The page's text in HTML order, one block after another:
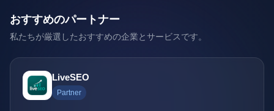
おすすめのパートナー
私たちが厳選したおすすめの企業とサービスです。
LiveSEO
Partner